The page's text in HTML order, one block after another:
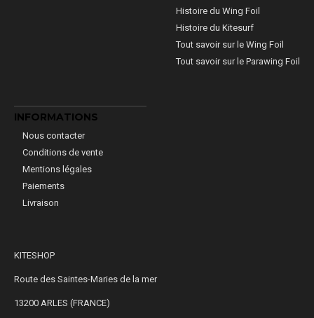
Histoire du Wing Foil
Histoire du Kitesurf
Tout savoir sur le Wing Foil
Tout savoir sur le Parawing Foil
INFORMATIONS
Nous contacter
Conditions de vente
Mentions légales
Paiements
Livraison
KITESHOP
Route des Saintes-Maries de la mer
13200 ARLES (FRANCE)